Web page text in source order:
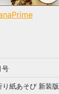
号
紙あそび 新装版